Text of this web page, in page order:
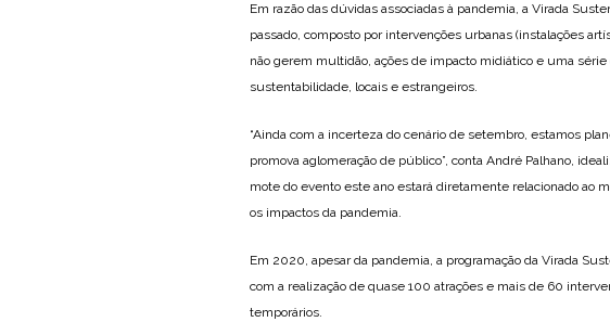
Em razão das dúvidas associadas à pandemia, a Virada
passado, composto por intervenções urbanas (instalações
não gerem multidão, ações de impacto midiático e uma
sustentabilidade, locais e estrangeiros.
“Ainda com a incerteza do cenário de setembro, estamos
promova aglomeração de público”, conta André Palhano,
mote do evento este ano estará diretamente relacionado ao
os impactos da pandemia.
Em 2020, apesar da pandemia, a programação da Virada
com a realização de quase 100 atrações e mais de 60
temporários.